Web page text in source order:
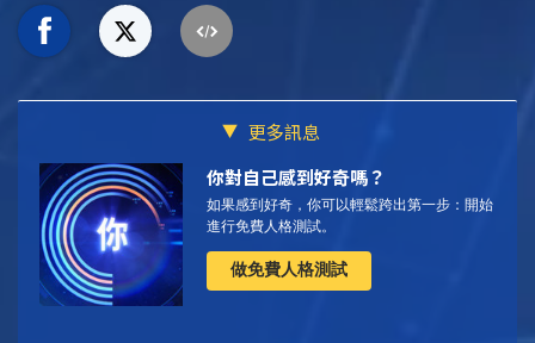
更多訊息
你對自己感到好奇嗎？
如果感到好奇，你可以輕鬆跨出第一步：開始
進行免費人格測試。
做免費人格測試